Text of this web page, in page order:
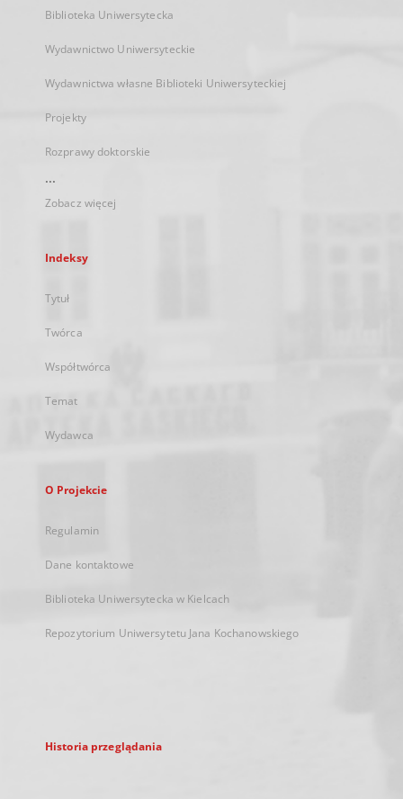
Biblioteka Uniwersytecka
Wydawnictwo Uniwersyteckie
Wydawnictwa własne Biblioteki Uniwersyteckiej
Projekty
Rozprawy doktorskie
...
Zobacz więcej
Indeksy
Tytuł
Twórca
Współtwórca
Temat
Wydawca
O Projekcie
Regulamin
Dane kontaktowe
Biblioteka Uniwersytecka w Kielcach
Repozytorium Uniwersytetu Jana Kochanowskiego
Historia przeglądania